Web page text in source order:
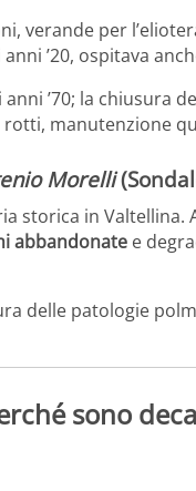
verande per
’20, ospitava
’70; la chiusura
manutenzione
Morelli
storica in Valtellina.
abbandonate e
delle patologie
sono